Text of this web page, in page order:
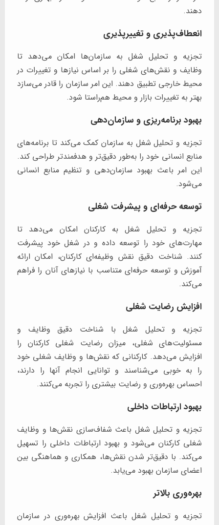
دهند.
انعطاف‌پذیری و تغییرپذیری
تجزیه و تحلیل شغل به سازمان‌ها امکان می‌دهد تا
وظایف و نقش‌های شغلی را بر اساس نیازها و تغییرات در
محیط خارجی تطبیق دهند. این امر سازمان را قادر می‌سازد
بهتر به تغییرات بازار و محیط هم‌راستا شود.
بهبود برنامه‌ریزی و سازمان‌دهی
تجزیه و تحلیل شغل به سازمان کمک می‌کند تا برنامه‌های
منابع انسانی خود را به‌طور دقیق‌تر و هدفمندتر طراحی کند.
این امر باعث بهبود سازمان‌دهی و تنظیم منابع انسانی
می‌شود.
توسعه حرفه‌ای و پیشرفت شغلی
تجزیه و تحلیل شغل به کارکنان امکان می‌دهد تا
مهارت‌های خود را توسعه داده و در شغل خود پیشرفت
کنند. شناخت دقیق نقش وظیفه‌ای کارکنان، امکان ارائه
آموزش و توسعه حرفه‌ای متناسب با نیازهای آنان را فراهم
می‌کند.
افزایش رضایت شغلی
تجزیه و تحلیل شغل با شناخت دقیق وظایف و
مسئولیت‌های شغلی، میزان رضایت شغلی کارکنان را
افزایش می‌دهد. کارکنانی که نقش‌ها و وظایف شغلی خود
را به خوبی می‌شناسند و توانایی انجام آنها را دارند،
احساس بهره‌وری و رضایت بیشتری را تجربه می‌کنند.
بهبود ارتباطات داخلی
تجزیه و تحلیل شغل باعث شفاف‌سازی نقش‌ها و وظایف
شغلی کارکنان می‌شود و بهبود ارتباطات داخلی را تسهیل
می‌کند. با دقیق‌تر شدن نقش‌ها، همکاری و هماهنگی بین
اعضای سازمان بهبود می‌یابد.
بهره‌وری بالاتر
تجزیه و تحلیل شغل باعث افزایش بهره‌وری در سازمان